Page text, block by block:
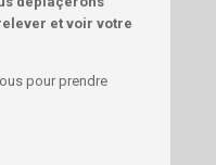
et voir votre
pour prendre